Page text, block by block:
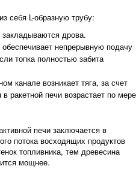
себя L-образную трубу:
дрова.
непрерывную подачу
топка полностью забита
канале возникает тяга, за счет
в ракетной печи возрастает по мере
печи заключается в
потока восходящих продуктов
топливника, тем древесина
мощнее.